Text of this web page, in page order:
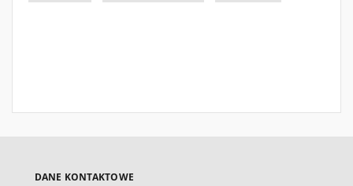
DANE KONTAKTOWE